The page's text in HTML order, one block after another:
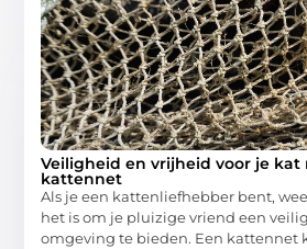
Veiligheid en vrijheid voor je kat
kattennet
Als je een kattenliefhebber bent,
het is om je pluizige vriend een
omgeving te bieden. Een kattennet